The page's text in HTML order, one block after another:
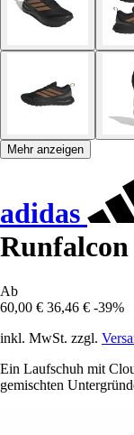
Mehr anzeigen
adidas
Ab
60,00 € 36,46 € -39%
inkl. MwSt. zzgl.
Ein Laufschuh mit
gemischten